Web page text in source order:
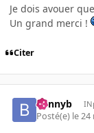
Je dois avouer
Un grand merci !
Citer
bennyb
Posté(e) le